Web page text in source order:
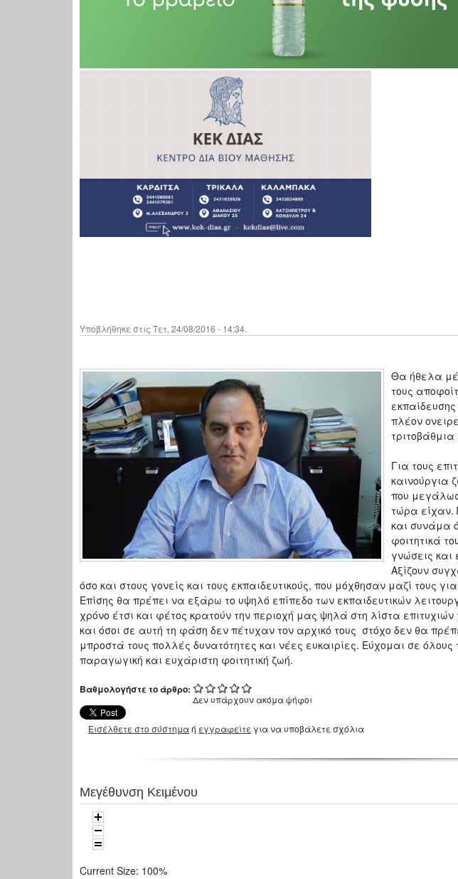
Υποβλήθηκε στις Τετ, 24/08/2016 - 14:34.
Θα ήθελα
τους
πλέον
Για τους
καινούργια
που
τώρα είχαν.
και συνάμα
φοιτητικά
γνώσεις και
Αξίζουν
όσο και στους γονείς και τους εκπαιδευτικούς, που μόχθησαν μαζί τους
Επίσης θα πρέπει να εξάρω το υψηλό επίπεδο των εκπαιδευτικών
χρόνο έτσι και φέτος κρατούν την περιοχή μας ψηλά στη λίστα
και όσοι σε αυτή τη φάση δεν πέτυχαν τον αρχικό τους στόχο δεν θα
μπροστά τους πολλές δυνατότητες και νέες ευκαιρίες. Εύχομαι σε όλους
παραγωγική και ευχάριστη φοιτητική ζωή.
Βαθμολογήστε το άρθρο:
Δεν υπάρχουν ακόμα ψήφοι
Εισέλθετε στο σύστημαή εγγραφείτε για να υποβάλετε σχόλια
Μεγέθυνση Κειμένου
Current Size: 100%